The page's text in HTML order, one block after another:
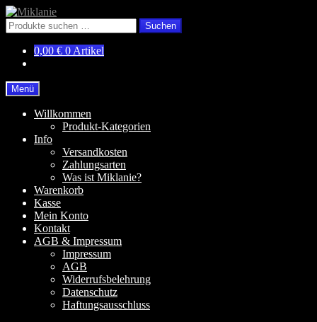
Zur
Navigation
springen
Zum
Inhalt
springen
Suchen
nach:
Suchen
0,00 € 0 Artikel
Menü
Willkommen
Produkt-Kategorien
Info
Versandkosten
Zahlungsarten
Was ist Miklanie?
Warenkorb
Kasse
Mein Konto
Kontakt
AGB & Impressum
Impressum
AGB
Widerrufsbelehrung
Datenschutz
Haftungsausschluss